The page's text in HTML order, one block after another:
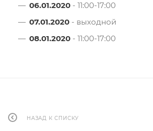
06.01.2020 - 11:00-17:00
07.01.2020 - выходной
08.01.2020 - 11:00-17:00
НАЗАД К СПИСКУ